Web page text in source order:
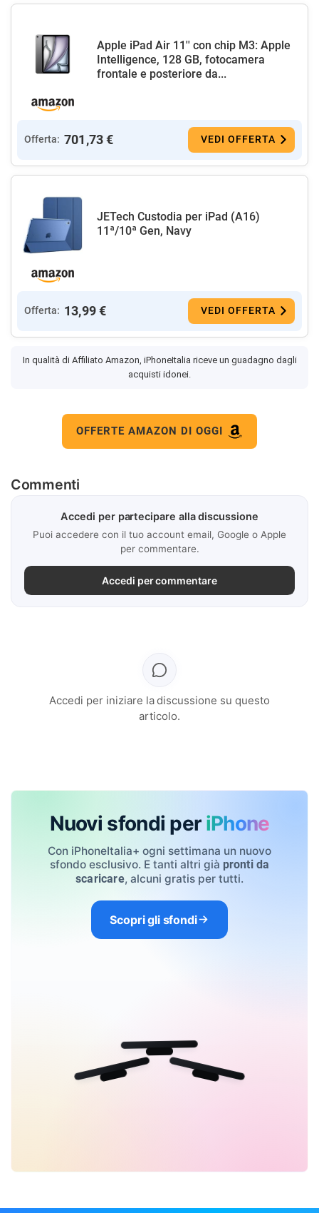
Apple iPad Air 11'' con chip M3: Apple
Intelligence, 128 GB, fotocamera
frontale e posteriore da...
Offerta: 701,73 € VEDI OFFERTA
JETech Custodia per iPad (A16)
11ª/10ª Gen, Navy
Offerta: 13,99 € VEDI OFFERTA
In qualità di Affiliato Amazon, iPhoneItalia riceve un guadagno dagli
acquisti idonei.
OFFERTE AMAZON DI OGGI
Commenti
Accedi per partecipare alla discussione
Puoi accedere con il tuo account email, Google o Apple
per commentare.
Accedi per commentare
Accedi per iniziare la discussione su questo
articolo.
Nuovi sfondi per iPhone
Con iPhoneItalia+ ogni settimana un nuovo
sfondo esclusivo. E tanti altri già pronti da
scaricare, alcuni gratis per tutti.
Scopri gli sfondi